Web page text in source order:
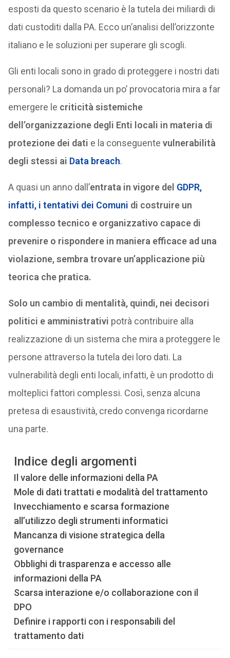
esposti da questo scenario è la tutela dei miliardi di
dati custoditi dalla PA. Ecco un’analisi dell’orizzonte
italiano e le soluzioni per superare gli scogli.
Gli enti locali sono in grado di proteggere i nostri dati
personali? La domanda un po’ provocatoria mira a far
emergere le criticità sistemiche
dell’organizzazione degli Enti locali in materia di
protezione dei dati e la conseguente vulnerabilità
degli stessi ai Data breach.
A quasi un anno dall’entrata in vigore del GDPR,
infatti, i tentativi dei Comuni di costruire un
complesso tecnico e organizzativo capace di
prevenire o rispondere in maniera efficace ad una
violazione, sembra trovare un’applicazione più
teorica che pratica.
Solo un cambio di mentalità, quindi, nei decisori
politici e amministrativi potrà contribuire alla
realizzazione di un sistema che mira a proteggere le
persone attraverso la tutela dei loro dati. La
vulnerabilità degli enti locali, infatti, è un prodotto di
molteplici fattori complessi. Così, senza alcuna
pretesa di esaustività, credo convenga ricordarne
una parte.
Indice degli argomenti
Il valore delle informazioni della PA
Mole di dati trattati e modalità del trattamento
Invecchiamento e scarsa formazione
all’utilizzo degli strumenti informatici
Mancanza di visione strategica della
governance
Obblighi di trasparenza e accesso alle
informazioni della PA
Scarsa interazione e/o collaborazione con il
DPO
Definire i rapporti con i responsabili del
trattamento dati